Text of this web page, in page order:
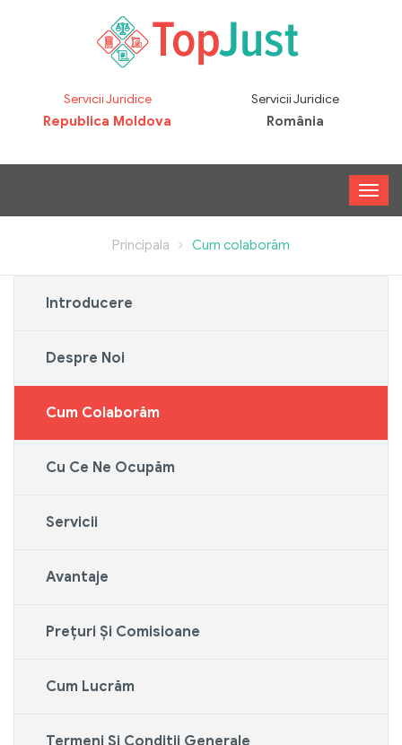
Servicii Juridice
Republica Moldova
Servicii Juridice
România
Principala Cum colaborăm
Introducere
Despre Noi
Cum Colaborăm
Cu Ce Ne Ocupăm
Servicii
Avantaje
Prețuri Și Comisioane
Cum Lucrăm
Termeni Și Condiții Generale